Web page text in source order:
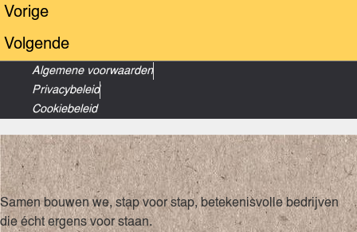
Vorige
Volgende
Algemene voorwaarden
Privacybeleid
Cookiebeleid
Samen bouwen we, stap voor stap, betekenisvolle bedrijven
die écht ergens voor staan.